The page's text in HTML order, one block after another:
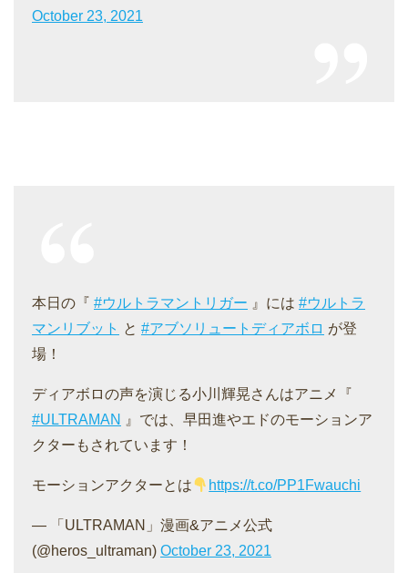
October 23, 2021
本日の『 #ウルトラマントリガー 』には #ウルトラ
マンリブット と #アブソリュートディアボロ が登
場！
ディアボロの声を演じる小川輝晃さんはアニメ『
#ULTRAMAN
』では、早田進やエドのモーションア
クターもされています！
モーションアクターとは https://t.co/PP1Fwauchi
— 「ULTRAMAN」漫画&アニメ公式
(@heros_ultraman) October 23, 2021